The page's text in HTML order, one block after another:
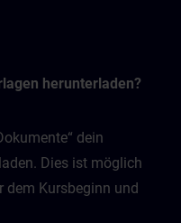
herunterladen?
dein
Dies ist möglich
dem Kursbeginn und